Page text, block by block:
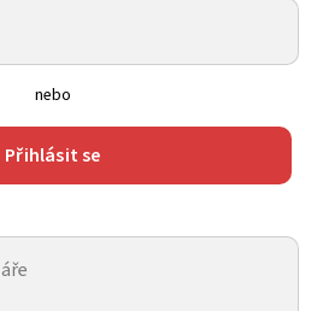
nebo
Přihlásit se